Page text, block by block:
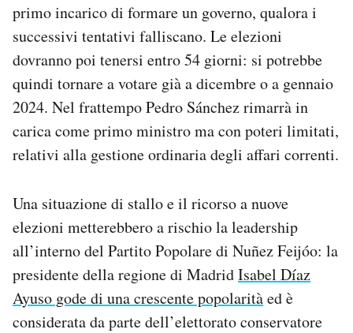
primo incarico di formare un governo, qualora i
successivi tentativi falliscano. Le elezioni
dovranno poi tenersi entro 54 giorni: si potrebbe
quindi tornare a votare già a dicembre o a gennaio
2024. Nel frattempo Pedro Sánchez rimarrà in
carica come primo ministro ma con poteri limitati,
relativi alla gestione ordinaria degli affari correnti.
Una situazione di stallo e il ricorso a nuove
elezioni metterebbero a rischio la leadership
all’interno del Partito Popolare di Nuñez Feijóo: la
presidente della regione di MadridIsabel Díaz
Ayuso gode di una crescente popolaritàed è
considerata da parte dell’elettorato conservatore